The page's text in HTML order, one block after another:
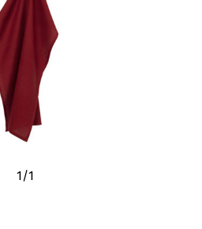
1/1